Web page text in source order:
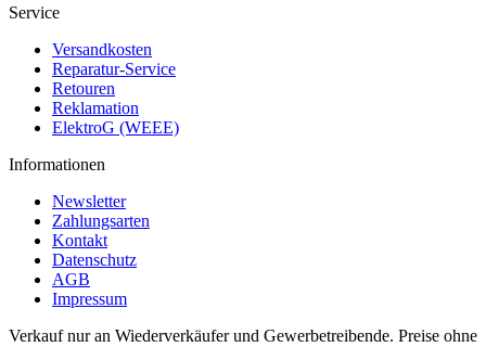
Service
Versandkosten
Reparatur-Service
Retouren
Reklamation
ElektroG (WEEE)
Informationen
Newsletter
Zahlungsarten
Kontakt
Datenschutz
AGB
Impressum
Verkauf nur an Wiederverkäufer und Gewerbetreibende. Preise ohne